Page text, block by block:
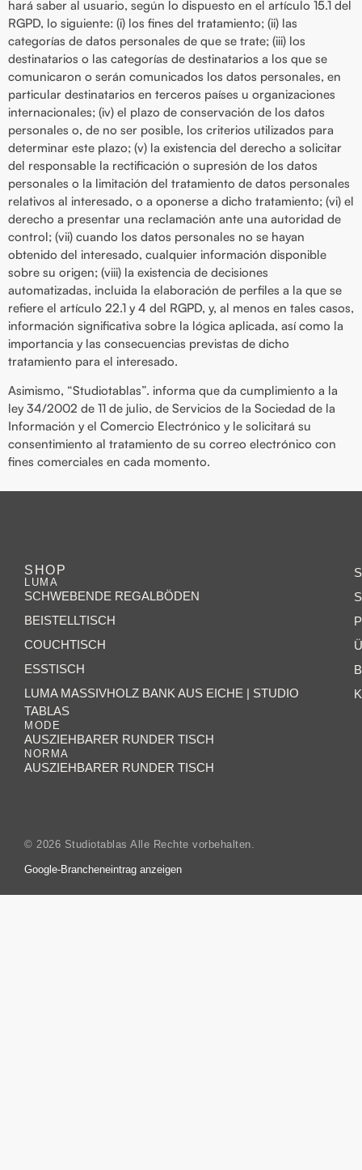
hará saber al usuario, según lo dispuesto en el artículo 15.1 del
RGPD, lo siguiente: (i) los fines del tratamiento; (ii) las
categorías de datos personales de que se trate; (iii) los
destinatarios o las categorías de destinatarios a los que se
comunicaron o serán comunicados los datos personales, en
particular destinatarios en terceros países u organizaciones
internacionales; (iv) el plazo de conservación de los datos
personales o, de no ser posible, los criterios utilizados para
determinar este plazo; (v) la existencia del derecho a solicitar
del responsable la rectificación o supresión de los datos
personales o la limitación del tratamiento de datos personales
relativos al interesado, o a oponerse a dicho tratamiento; (vi) el
derecho a presentar una reclamación ante una autoridad de
control; (vii) cuando los datos personales no se hayan
obtenido del interesado, cualquier información disponible
sobre su origen; (viii) la existencia de decisiones
automatizadas, incluida la elaboración de perfiles a la que se
refiere el artículo 22.1 y 4 del RGPD, y, al menos en tales casos,
información significativa sobre la lógica aplicada, así como la
importancia y las consecuencias previstas de dicho
tratamiento para el interesado.
Asimismo, “Studiotablas”. informa que da cumplimiento a la
ley 34/2002 de 11 de julio, de Servicios de la Sociedad de la
Información y el Comercio Electrónico y le solicitará su
consentimiento al tratamiento de su correo electrónico con
fines comerciales en cada momento.
SHOP
LUMA
SCHWEBENDE REGALBÖDEN
BEISTELLTISCH
COUCHTISCH
ESSTISCH
LUMA MASSIVHOLZ BANK AUS EICHE | STUDIO
TABLAS
MODE
AUSZIEHBARER RUNDER TISCH
NORMA
AUSZIEHBARER RUNDER TISCH
© 2026 Studiotablas Alle Rechte vorbehalten.
Google-Brancheneintrag anzeigen